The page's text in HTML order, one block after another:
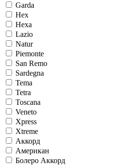
Garda
Hex
Hexa
Lazio
Natur
Piemonte
San Remo
Sardegna
Tema
Tetra
Toscana
Veneto
Xpress
Xtreme
Аккорд
Американ
Болеро Аккорд